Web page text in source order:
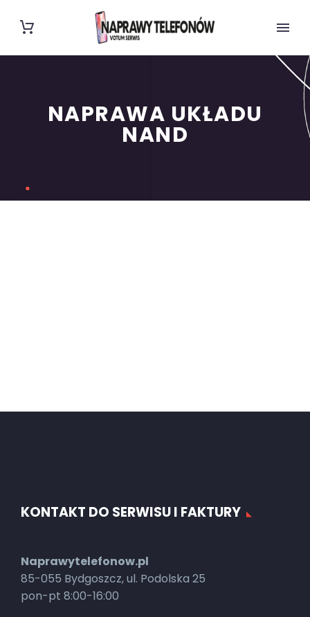
NAPRAWA UKŁADU
NAND
KONTAKT DO SERWISU I FAKTURY
Naprawytelefonow.pl
85-055 Bydgoszcz, ul. Podolska 25
pon-pt 8:00-16:00